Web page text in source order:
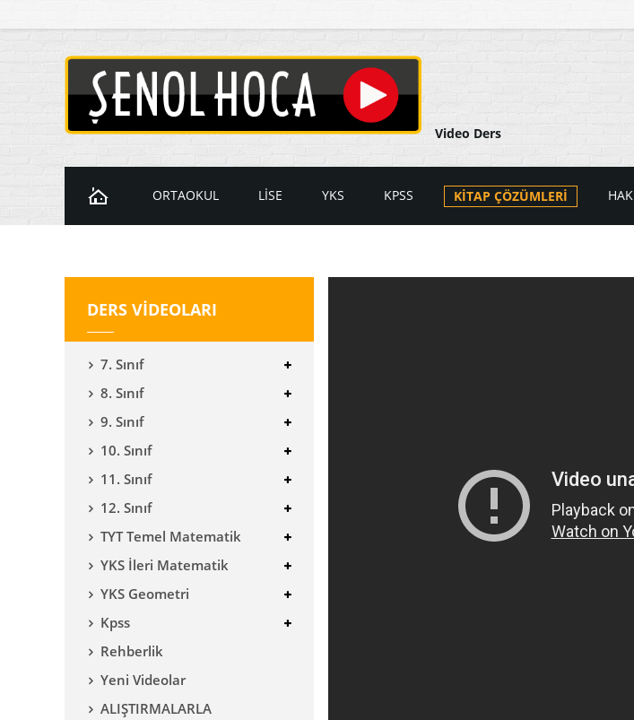
Video Ders
ORTAOKUL
8. Sınıf Videoları
LİSE
11. Sınıf Videoları
12. Sınıf Videoları
YKS KPSS KİTAP ÇÖZÜMLERİ
DERS VİDEOLARI
7. Sınıf
8. Sınıf
9. Sınıf
10. Sınıf
11. Sınıf
12. Sınıf
TYT Temel Matematik
YKS İleri Matematik
YKS Geometri
Kpss
Rehberlik
Yeni Videolar
ALIŞTIRMALARLA